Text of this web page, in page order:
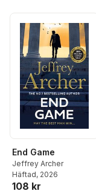
End Game
Jeffrey Archer
Häftad, 2026
108 kr